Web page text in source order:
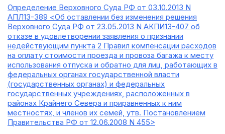
Определение Верховного Суда РФ от 03.10.2013 N
АПЛ13-389 <Об оставлении без изменения решения
Верховного Суда РФ от 23.05.2013 N АКПИ13-407 об
отказе в удовлетворении заявления о признании
недействующим пункта 2 Правил компенсации расходов
на оплату стоимости проезда и провоза багажа к месту
использования отпуска и обратно для лиц, работающих в
федеральных органах государственной власти
(государственных органах) и федеральных
государственных учреждениях, расположенных в
районах Крайнего Севера и приравненных к ним
местностях, и членов их семей, утв. Постановлением
Правительства РФ от 12.06.2008 N 455>